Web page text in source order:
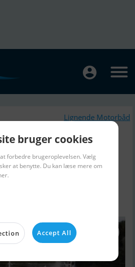
Lignende Motorbåd
Icebreaker
til salg
bruger cookies
forbedre brugeroplevelsen. Vælg
at benytte. Du kan læse mere om
Accept All